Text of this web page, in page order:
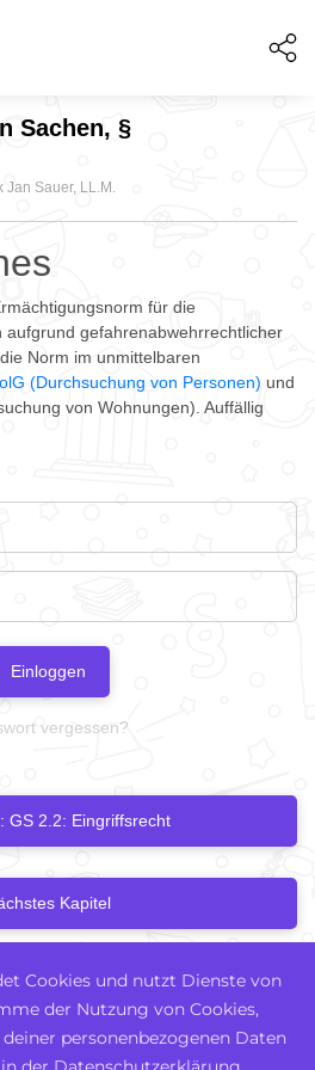
Sachen, §
Jan Sauer, LL.M.
für die
aufgrund gefahrenabwehrrechtlicher
Norm im unmittelbaren
(Durchsuchung von Personen) und
von Wohnungen). Auffällig
Einloggen
vergessen?
GS 2.2: Eingriffsrecht
Kapitel
Cookies und nutzt Dienste von
der Nutzung von Cookies,
personenbezogenen Daten